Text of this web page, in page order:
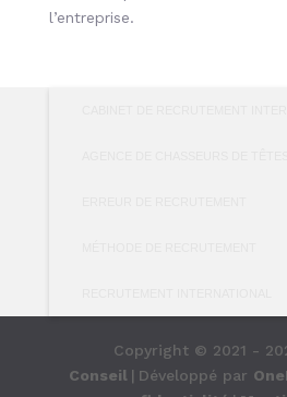
l’entreprise.
Copyright © 2021 -
Conseil | Développé par